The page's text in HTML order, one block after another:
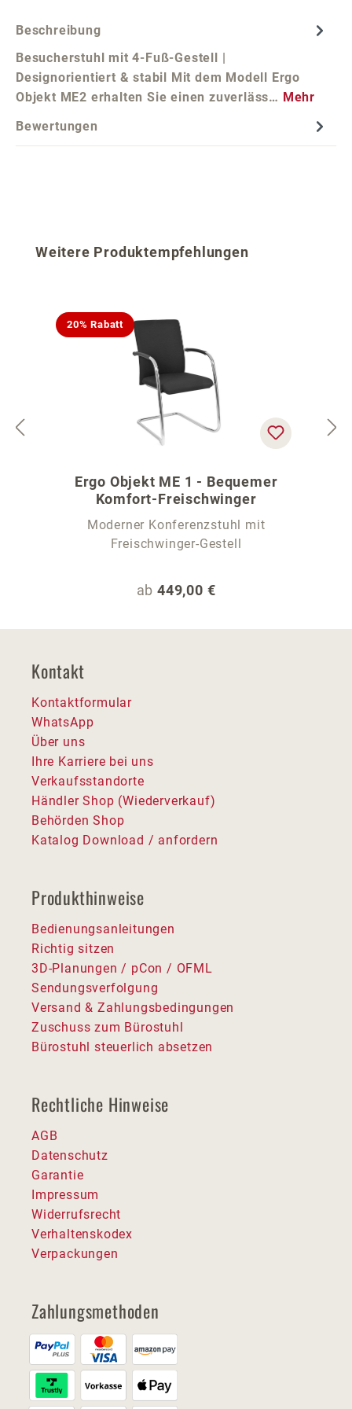
Beschreibung
Besucherstuhl mit 4-Fuß-Gestell |
Designorientiert & stabil Mit dem Modell Ergo
Objekt ME2 erhalten Sie einen zuverläss… Mehr
Bewertungen
Produktgalerie überspringen
Weitere Produktempfehlungen
20% Rabatt
Ergo Objekt ME 1 - Bequemer
Komfort-Freischwinger
Moderner Konferenzstuhl mit
Freischwinger-Gestell
Regulärer Preis:
ab 449,00 €
Kontakt
Kontaktformular
WhatsApp
Über uns
Ihre Karriere bei uns
Verkaufsstandorte
Händler Shop (Wiederverkauf)
Behörden Shop
Katalog Download / anfordern
Produkthinweise
Bedienungsanleitungen
Richtig sitzen
3D-Planungen / pCon / OFML
Sendungsverfolgung
Versand & Zahlungsbedingungen
Zuschuss zum Bürostuhl
Bürostuhl steuerlich absetzen
Rechtliche Hinweise
AGB
Datenschutz
Garantie
Impressum
Widerrufsrecht
Verhaltenskodex
Verpackungen
Zahlungsmethoden